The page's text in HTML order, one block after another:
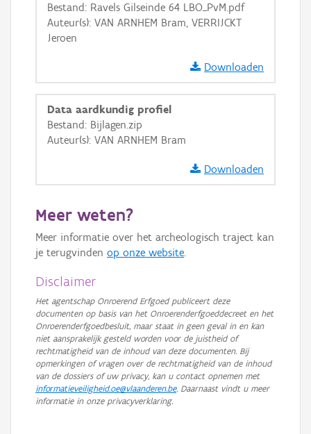
Basis Lagen
GRB-Basiskaart
GRB-Basiskaart in grijswaarden
Bestand: Ravels Gilseinde 64 LBO_PvM.pdf
Auteur(s): VAN ARNHEM Bram, VERRIJCKT
Jeroen
Downloaden
Data aardkundig profiel
Bestand: Bijlagen.zip
Auteur(s): VAN ARNHEM Bram
Downloaden
Meer weten?
Meer informatie over het archeologisch traject kan
je terugvinden op onze website.
Disclaimer
Het agentschap Onroerend Erfgoed publiceert deze
documenten op basis van het Onroerenderfgoeddecreet en het
Onroerenderfgoedbesluit, maar staat in geen geval in en kan
niet aansprakelijk gesteld worden voor de juistheid of
rechtmatigheid van de inhoud van deze documenten. Bij
opmerkingen of vragen over de rechtmatigheid van de inhoud
van de dossiers of uw privacy, kan u contact opnemen met
informatieveiligheid.oe@vlaanderen.be. Daarnaast vindt u meer
informatie in onze privacyverklaring.